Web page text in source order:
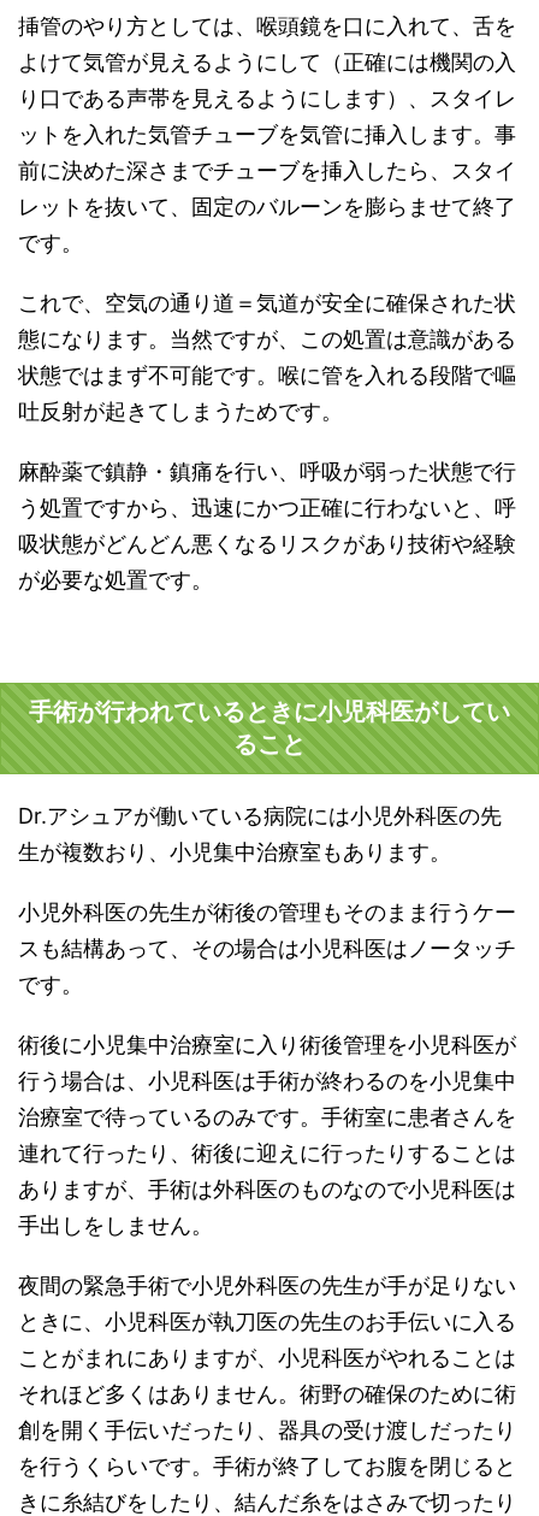
挿管のやり方としては、喉頭鏡を口に入れて、舌を
よけて気管が見えるようにして（正確には機関の入
り口である声帯を見えるようにします）、スタイレ
ットを入れた気管チューブを気管に挿入します。事
前に決めた深さまでチューブを挿入したら、スタイ
レットを抜いて、固定のバルーンを膨らませて終了
です。
これで、空気の通り道＝気道が安全に確保された状
態になります。当然ですが、この処置は意識がある
状態ではまず不可能です。喉に管を入れる段階で嘔
吐反射が起きてしまうためです。
麻酔薬で鎮静・鎮痛を行い、呼吸が弱った状態で行
う処置ですから、迅速にかつ正確に行わないと、呼
吸状態がどんどん悪くなるリスクがあり技術や経験
が必要な処置です。
手術が行われているときに小児科医がしてい
ること
Dr.アシュアが働いている病院には小児外科医の先
生が複数おり、小児集中治療室もあります。
小児外科医の先生が術後の管理もそのまま行うケー
スも結構あって、その場合は小児科医はノータッチ
です。
術後に小児集中治療室に入り術後管理を小児科医が
行う場合は、小児科医は手術が終わるのを小児集中
治療室で待っているのみです。手術室に患者さんを
連れて行ったり、術後に迎えに行ったりすることは
ありますが、手術は外科医のものなので小児科医は
手出しをしません。
夜間の緊急手術で小児外科医の先生が手が足りない
ときに、小児科医が執刀医の先生のお手伝いに入る
ことがまれにありますが、小児科医がやれることは
それほど多くはありません。術野の確保のために術
創を開く手伝いだったり、器具の受け渡しだったり
を行うくらいです。手術が終了してお腹を閉じると
きに糸結びをしたり、結んだ糸をはさみで切ったり